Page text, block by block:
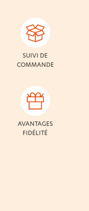
SUIVI DE
COMMANDE
AVANTAGES
FIDÉLITÉ